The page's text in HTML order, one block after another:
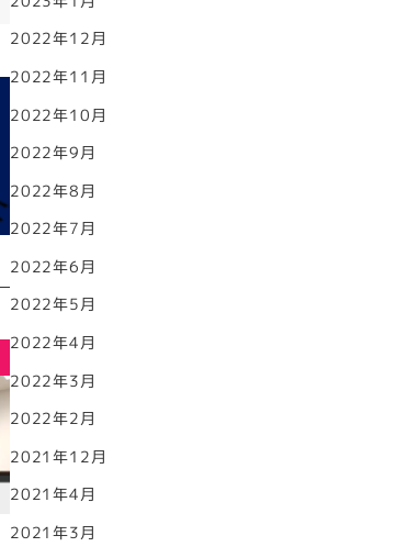
2022年12月
2022年11月
2022年10月
2022年9月
2022年8月
2022年7月
2022年6月
2022年5月
2022年4月
2022年3月
2022年2月
2021年12月
2021年4月
2021年3月